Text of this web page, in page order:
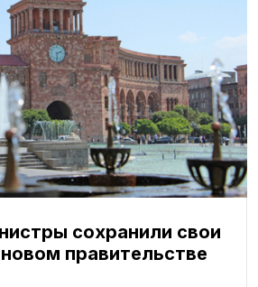
сохранили свои
правительстве